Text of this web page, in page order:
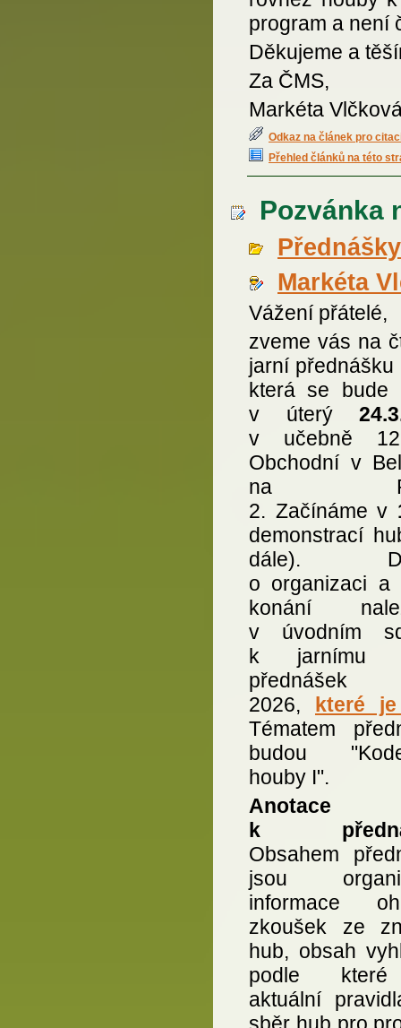
program a není
Děkujeme a
Za ČMS,
Markéta
Odkaz na článek pro
Přehled článků na této
Pozvánka
Přednášky
Markéta
Vážení přátelé,
zveme vás na
jarní přednášku
která se bude
v úterý
v učebně
Obchodní v
na
2. Začínáme v
demonstrací
dále).
o organizaci a
konání
v úvodním
k jarnímu
přednášek
2026, které
Tématem
budou
houby I".
Anotace
k
Obsahem
jsou
informace
zkoušek ze
hub, obsah
podle
aktuální
sběr hub pro